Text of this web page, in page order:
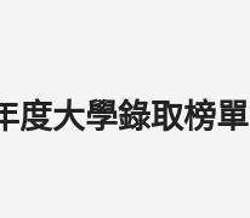
度大學錄取榜單